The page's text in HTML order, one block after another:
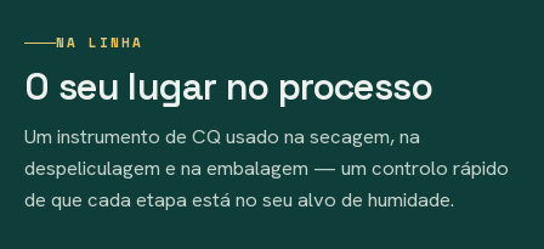
NA LINHA
O seu lugar no processo
Um instrumento de CQ usado na secagem, na
despeliculagem e na embalagem — um controlo rápido
de que cada etapa está no seu alvo de humidade.